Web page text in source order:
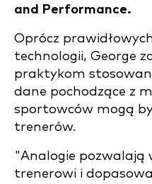
and Performance.
Oprócz
technologii, George
praktykom
dane pochodzące z
sportowców mogą
trenerów.
"Analogie pozwalają
trenerowi i